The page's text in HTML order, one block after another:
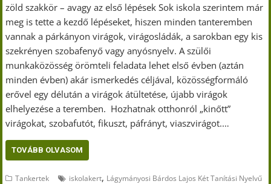
zöld szakkör – avagy az első lépések Sok iskola szerintem már
meg is tette a kezdő lépéseket, hiszen minden tanteremben
vannak a párkányon virágok, virágosládák, a sarokban egy kis
szekrényen szobafenyő vagy anyósnyelv. A szülői
munkaközösség örömteli feladata lehet első évben (aztán
minden évben) akár ismerkedés céljával, közösségformáló
erővel egy délután a virágok átültetése, újabb virágok
elhelyezése a teremben. Hozhatnak otthonról „kinőtt”
virágokat, szobafutót, fikuszt, páfrányt, viaszvirágot.…
TOVÁBB OLVASOM
Tankertek iskolakert, Lágymányosi Bárdos Lajos Két Tanítási Nyelvű